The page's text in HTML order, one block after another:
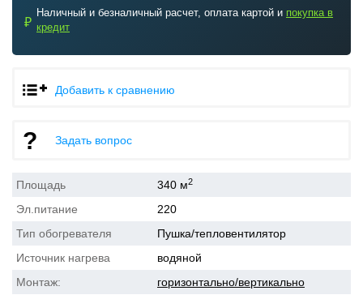
₽
Наличный и безналичный расчет, оплата картой и покупка в
кредит
Добавить к сравнению
Задать вопрос
Площадь 340 м2
Эл.питание
220
Тип обогревателя
Пушка/тепловентилятор
Источник нагрева
водяной
Монтаж:
горизонтально/вертикально